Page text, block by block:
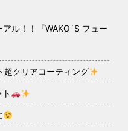
ル！！『WAKO´S フュー
超クリアコーティング